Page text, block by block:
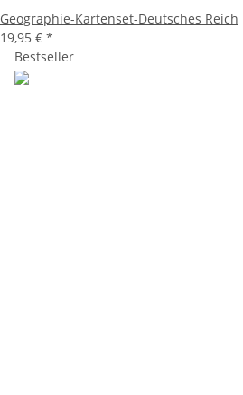
Geographie-Kartenset-Deutsches Reich
19,95 € *
Bestseller